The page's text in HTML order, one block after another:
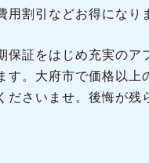
割引などお得になり
証をはじめ充実のア
。大府市で価格以
さいませ。後悔が残